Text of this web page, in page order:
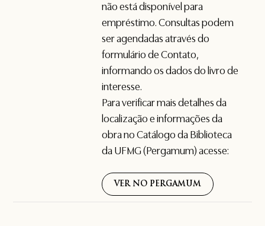
não está disponível para
empréstimo. Consultas podem
ser agendadas através do
formulário deContato,
informando os dados do livro de
interesse.
Para verificar mais detalhes da
localização e informações da
obra no Catálogo da Biblioteca
da UFMG (Pergamum) acesse:
VER NO PERGAMUM